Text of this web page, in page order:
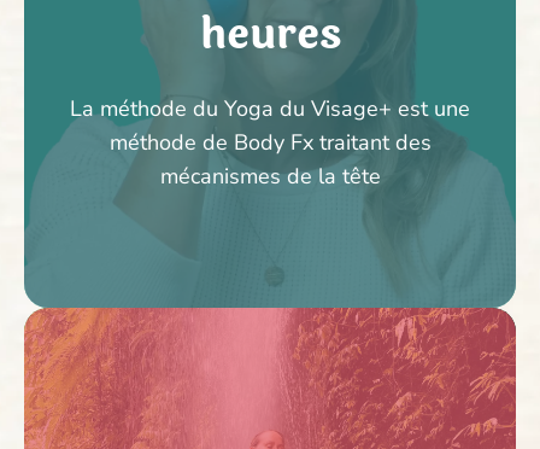
heures
La méthode du Yoga du Visage+ est une
méthode de Body Fx traitant des
mécanismes de la tête
3 conseils efficaces pour se libérer d'un
surplus de poids à partir de 45 ans
CLIQUER ICI